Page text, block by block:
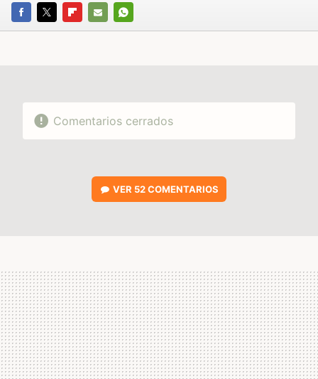
FACEBOOK
TWITTERFLIPBOARD
E-
WHATSAPP
Comentarios cerrados
VER 52 COMENTARIOS